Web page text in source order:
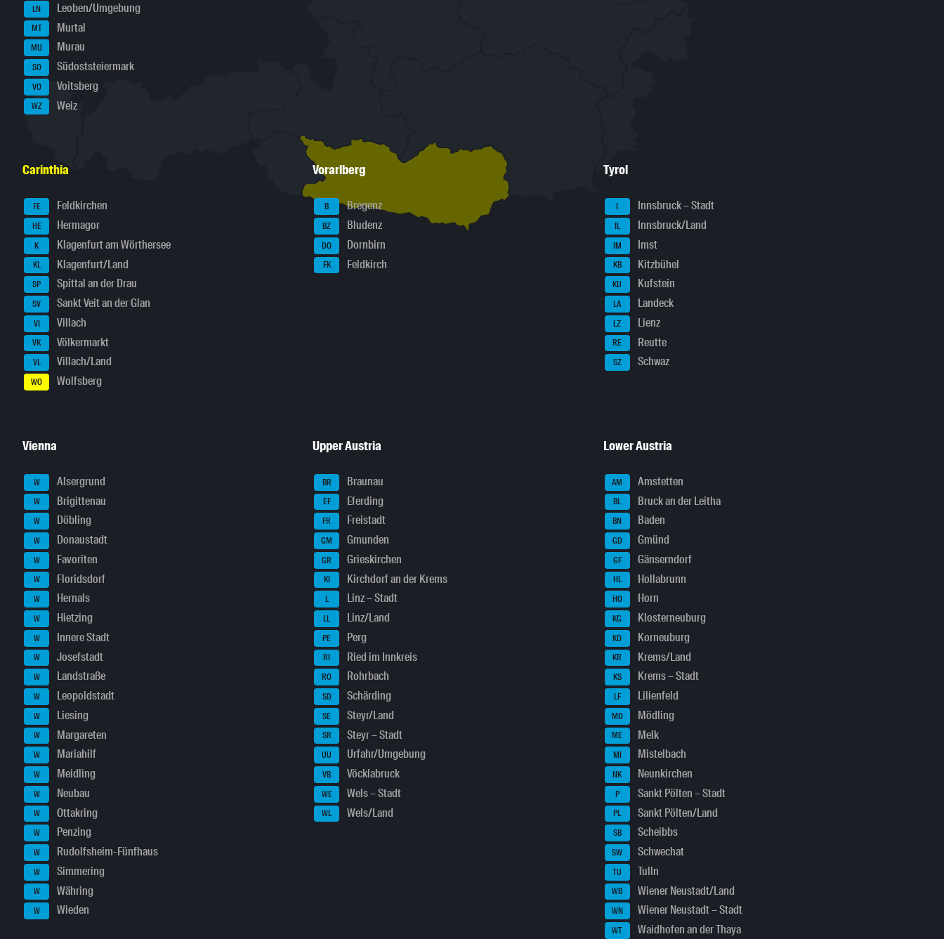
LN Leoben/Umgebung
MT Murtal
MU Murau
SO Südoststeiermark
VO Voitsberg
WZ Weiz
Carinthia
FE Feldkirchen
HE Hermagor
K Klagenfurt am Wörthersee
KL Klagenfurt/Land
SP Spittal an der Drau
SV Sankt Veit an der Glan
VI Villach
VK Völkermarkt
VL Villach/Land
WO Wolfsberg
Vorarlberg
B Bregenz
BZ Bludenz
DO Dornbirn
FK Feldkirch
Tyrol
I Innsbruck – Stadt
IL Innsbruck/Land
IM Imst
KB Kitzbühel
KU Kufstein
LA Landeck
LZ Lienz
RE Reutte
SZ Schwaz
Vienna
W Alsergrund
W Brigittenau
W Döbling
W Donaustadt
W Favoriten
W Floridsdorf
W Hernals
W Hietzing
W Innere Stadt
W Josefstadt
W Landstraße
W Leopoldstadt
W Liesing
W Margareten
W Mariahilf
W Meidling
W Neubau
W Ottakring
W Penzing
W Rudolfsheim-Fünfhaus
W Simmering
W Währing
W Wieden
Upper Austria
BR Braunau
EF Eferding
FR Freistadt
GM Gmunden
GR Grieskirchen
KI Kirchdorf an der Krems
L Linz – Stadt
LL Linz/Land
PE Perg
RI Ried im Innkreis
RO Rohrbach
SD Schärding
SE Steyr/Land
SR Steyr – Stadt
UU Urfahr/Umgebung
VB Vöcklabruck
WE Wels – Stadt
WL Wels/Land
Lower Austria
AM Amstetten
BL Bruck an der Leitha
BN Baden
GD Gmünd
GF Gänserndorf
HL Hollabrunn
HO Horn
KG Klosterneuburg
KO Korneuburg
KR Krems/Land
KS Krems – Stadt
LF Lilienfeld
MD Mödling
ME Melk
MI Mistelbach
NK Neunkirchen
P Sankt Pölten – Stadt
PL Sankt Pölten/Land
SB Scheibbs
SW Schwechat
TU Tulln
WB Wiener Neustadt/Land
WN Wiener Neustadt – Stadt
WT Waidhofen an der Thaya